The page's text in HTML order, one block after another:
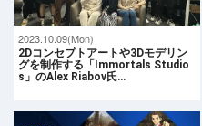
2023.10.09(Mon)
2Dコンセプトアートや3Dモデリン
グを制作する「Immortals Studio
s」のAlex Riabov氏…